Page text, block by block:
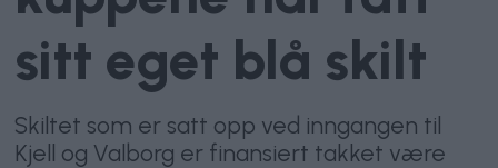
sitt eget blå skilt
Skiltet som er satt opp ved inngangen til
Kjell og Valborg er finansiert takket være